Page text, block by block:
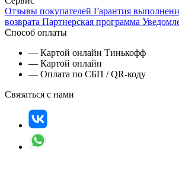
Отзывы покупателей Гарантия
возврата Партнерская программа
Способ оплаты
— Картой онлайн Тинькофф
— Картой онлайн
— Оплата по СБП / QR-коду
Связаться с нами